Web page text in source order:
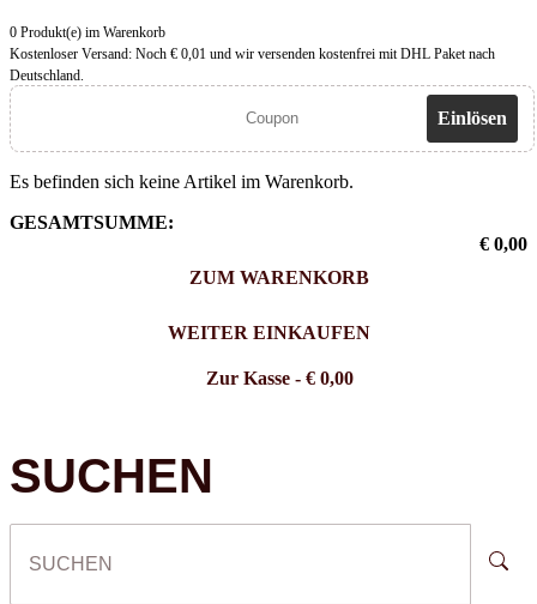
0 Produkt(e) im Warenkorb
Kostenloser Versand: Noch € 0,01 und wir versenden kostenfrei mit DHL Paket nach
Deutschland.
Einlösen
Es befinden sich keine Artikel im Warenkorb.
GESAMTSUMME:
€ 0,00
ZUM WARENKORB
WEITER EINKAUFEN
Zur Kasse - € 0,00
SUCHEN